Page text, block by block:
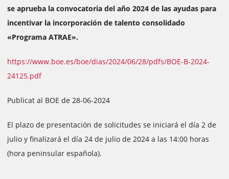
se aprueba la convocatoria del año 2024 de las ayudas para
incentivar la incorporación de talento consolidado
«Programa ATRAE».
https://www.boe.es/boe/dias/2024/06/28/pdfs/BOE-B-2024-
24125.pdf
Publicat al BOE de 28-06-2024
El plazo de presentación de solicitudes se iniciará el día 2 de
julio y finalizará el día 24 de julio de 2024 a las 14:00 horas
(hora peninsular española).